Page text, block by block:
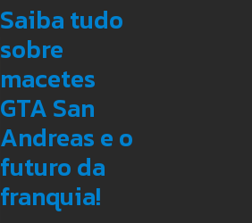
Saiba tudo
sobre
macetes
GTA San
Andreas e o
futuro da
franquia!